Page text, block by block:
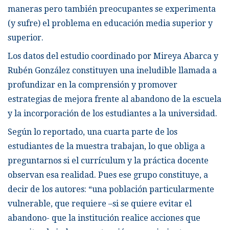
maneras pero también preocupantes se experimenta
(y sufre) el problema en educación media superior y
superior.
Los datos del estudio coordinado por Mireya Abarca y
Rubén González constituyen una ineludible llamada a
profundizar en la comprensión y promover
estrategias de mejora frente al abandono de la escuela
y la incorporación de los estudiantes a la universidad.
Según lo reportado, una cuarta parte de los
estudiantes de la muestra trabajan, lo que obliga a
preguntarnos si el currículum y la práctica docente
observan esa realidad. Pues ese grupo constituye, a
decir de los autores: “una población particularmente
vulnerable, que requiere –si se quiere evitar el
abandono- que la institución realice acciones que